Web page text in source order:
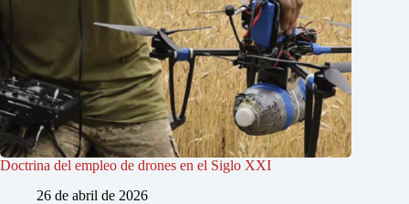
Doctrina del empleo de drones en el Siglo XXI
26 de abril de 2026